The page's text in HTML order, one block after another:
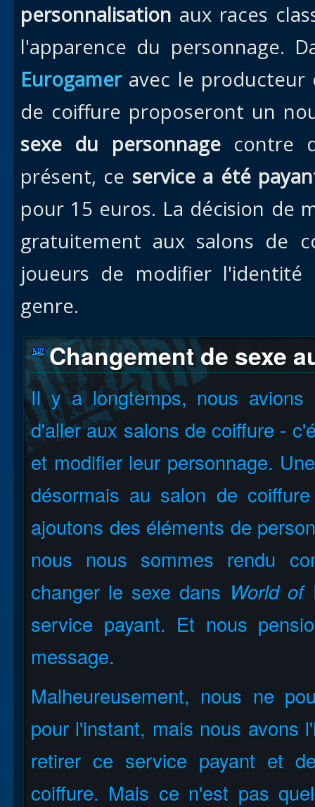
Uldum
Val
personnalisation aux races
l'apparence du personnage.
Eurogameravec le producteur
de coiffure proposeront un
sexe du personnagecontre
présent, ce service a été
pour 15 euros. La décision de
gratuitement aux salons de
joueurs de modifier
genre.
Changement de sexe
Il y a longtemps, nous avions
d'aller aux salons de coiffure -
et modifier leur personnage.
désormais au salon de
ajoutons des éléments de
nous nous sommes rendu
changer le sexe dans World of
service payant. Et nous
message.
Malheureusement, nous ne
pour l'instant, mais nous avons
retirer ce service payant et
coiffure. Mais ce n'est pas